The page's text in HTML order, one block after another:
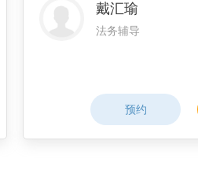
戴汇瑜
法务辅导
预约